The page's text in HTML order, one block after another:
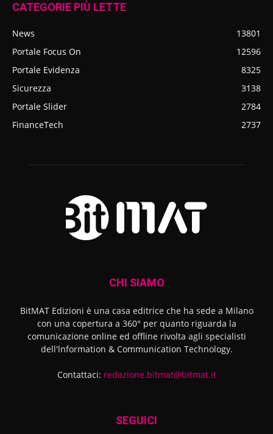
CATEGORIE PIÙ LETTE
News
13801
Portale Focus On
12596
Portale Evidenza
8325
Sicurezza
3138
Portale Slider
2784
FinanceTech
2737
CHI SIAMO
BitMAT Edizioni è una casa editrice che ha sede a Milano
con una copertura a 360° per quanto riguarda la
comunicazione online ed offline rivolta agli specialisti
dell'lnformation & Communication Technology.
Contattaci: redazione.bitmat@bitmat.it
SEGUICI